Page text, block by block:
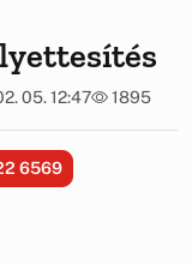
05. 12:47 1895
6569